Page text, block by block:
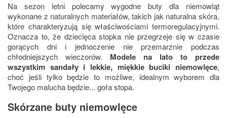
Na sezon letni polecamy wygodne buty dla niemowląt
wykonane z naturalnych materiałów, takich jak naturalna skóra,
które charakteryzują się właściwościami termoregulacyjnymi.
Oznacza to, że dziecięca stopka nie przegrzeje się w czasie
gorących dni i jednoczenie nie przemarznie podczas
chłodniejszych wieczorów. Modele na lato to przede
wszystkim sandały i lekkie, miękkie buciki niemowlęce,
choć jeśli tylko będzie to możliwe, idealnym wyborem dla
Twojego malucha będzie... goła stopa.
Skórzane buty niemowlęce